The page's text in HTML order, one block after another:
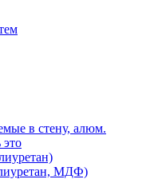
в стену, алюм.
это
МДФ)